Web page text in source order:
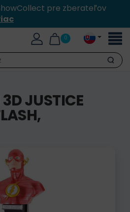
pre zberateľov
0
Hľadať
JUSTICE